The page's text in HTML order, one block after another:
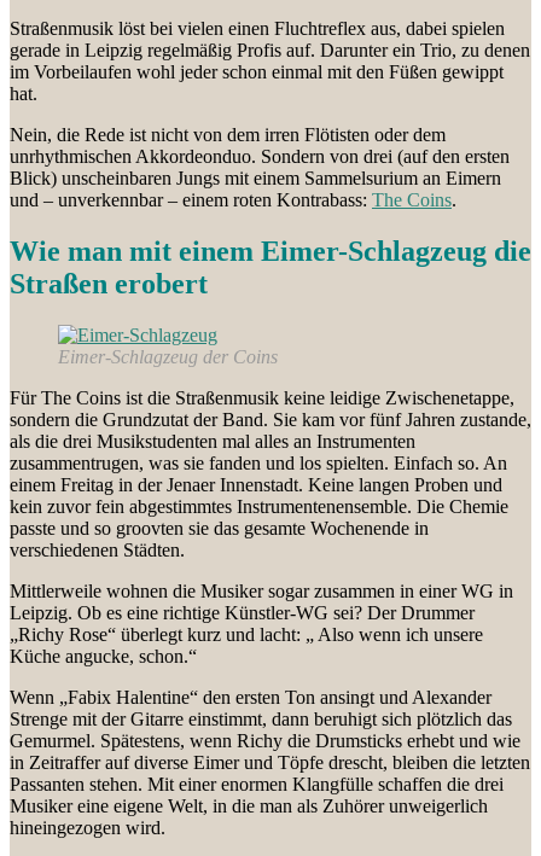
Straßenmusik löst bei vielen einen Fluchtreflex aus, dabei spielen
gerade in Leipzig regelmäßig Profis auf. Darunter ein Trio, zu denen
im Vorbeilaufen wohl jeder schon einmal mit den Füßen gewippt
hat.
Nein, die Rede ist nicht von dem irren Flötisten oder dem
unrhythmischen Akkordeonduo. Sondern von drei (auf den ersten
Blick) unscheinbaren Jungs mit einem Sammelsurium an Eimern
und – unverkennbar – einem roten Kontrabass: The Coins.
Wie man mit einem Eimer-Schlagzeug die
Straßen erobert
Eimer-Schlagzeug der Coins
Für The Coins ist die Straßenmusik keine leidige Zwischenetappe,
sondern die Grundzutat der Band. Sie kam vor fünf Jahren zustande,
als die drei Musikstudenten mal alles an Instrumenten
zusammentrugen, was sie fanden und los spielten. Einfach so. An
einem Freitag in der Jenaer Innenstadt. Keine langen Proben und
kein zuvor fein abgestimmtes Instrumentenensemble. Die Chemie
passte und so groovten sie das gesamte Wochenende in
verschiedenen Städten.
Mittlerweile wohnen die Musiker sogar zusammen in einer WG in
Leipzig. Ob es eine richtige Künstler-WG sei? Der Drummer
„Richy Rose“ überlegt kurz und lacht: „ Also wenn ich unsere
Küche angucke, schon.“
Wenn „Fabix Halentine“ den ersten Ton ansingt und Alexander
Strenge mit der Gitarre einstimmt, dann beruhigt sich plötzlich das
Gemurmel. Spätestens, wenn Richy die Drumsticks erhebt und wie
in Zeitraffer auf diverse Eimer und Töpfe drescht, bleiben die letzten
Passanten stehen. Mit einer enormen Klangfülle schaffen die drei
Musiker eine eigene Welt, in die man als Zuhörer unweigerlich
hineingezogen wird.